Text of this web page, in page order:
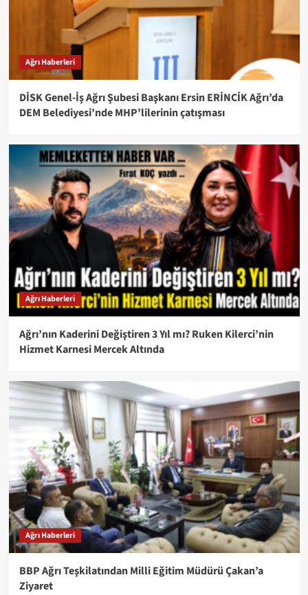
Ağrı Haberleri
DİSK Genel-İş Ağrı Şubesi Başkanı Ersin ERİNCİK Ağrı’da
DEM Belediyesi’nde MHP’lilerinin çatışması
Ağrı Haberleri
Ağrı’nın Kaderini Değiştiren 3 Yıl mı? Ruken Kilerci’nin
Hizmet Karnesi Mercek Altında
Ağrı Haberleri
BBP Ağrı Teşkilatından Milli Eğitim Müdürü Çakan’a
Ziyaret